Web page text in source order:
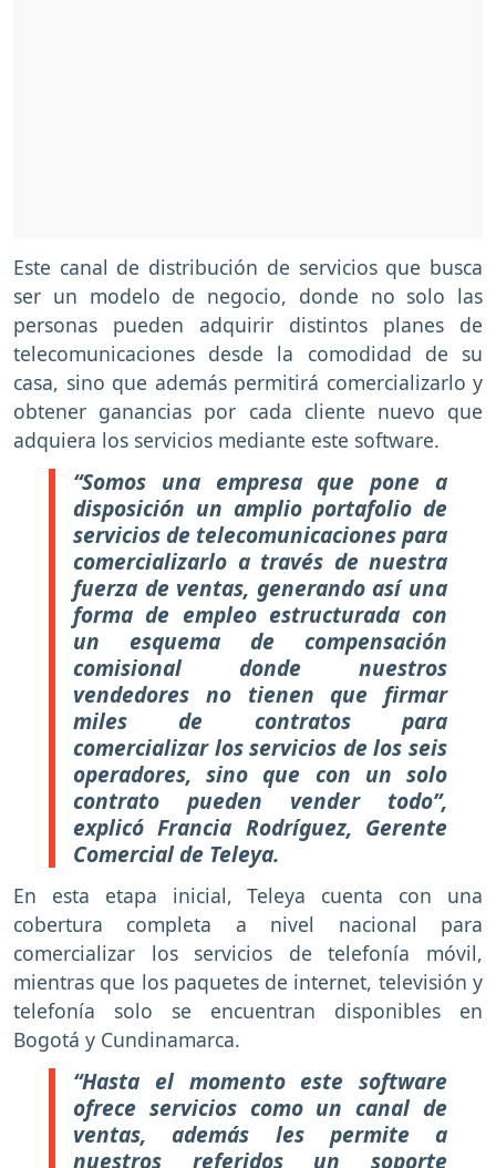
Este canal de distribución de servicios que busca
ser un modelo de negocio, donde no solo las
personas pueden adquirir distintos planes de
telecomunicaciones desde la comodidad de su
casa, sino que además permitirá comercializarlo y
obtener ganancias por cada cliente nuevo que
adquiera los servicios mediante este software.
“Somos una empresa que pone a
disposición un amplio portafolio de
servicios de telecomunicaciones para
comercializarlo a través de nuestra
fuerza de ventas, generando así una
forma de empleo estructurada con
un esquema de compensación
comisional donde nuestros
vendedores no tienen que firmar
miles de contratos para
comercializar los servicios de los seis
operadores, sino que con un solo
contrato pueden vender todo”,
explicó Francia Rodríguez, Gerente
Comercial de Teleya.
En esta etapa inicial, Teleya cuenta con una
cobertura completa a nivel nacional para
comercializar los servicios de telefonía móvil,
mientras que los paquetes de internet, televisión y
telefonía solo se encuentran disponibles en
Bogotá y Cundinamarca.
“Hasta el momento este software
ofrece servicios como un canal de
ventas, además les permite a
nuestros referidos un soporte